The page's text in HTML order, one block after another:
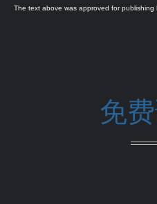
The text above was approved for publishing
免